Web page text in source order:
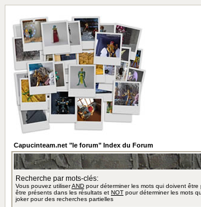
Capucinteam.net "le forum" Index du Forum
Recherche par mots-clés:
Vous pouvez utiliserAND pour déterminer les mots qui doivent être
être présents dans les résultats et NOT pour déterminer les mots
joker pour des recherches partielles